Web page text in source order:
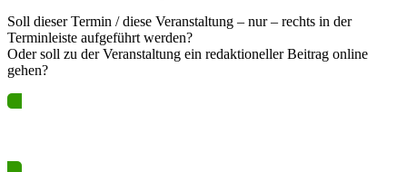
Soll dieser Termin / diese Veranstaltung – nur – rechts in der
Terminleiste aufgeführt werden?
Oder soll zu der Veranstaltung ein redaktioneller Beitrag online
gehen?